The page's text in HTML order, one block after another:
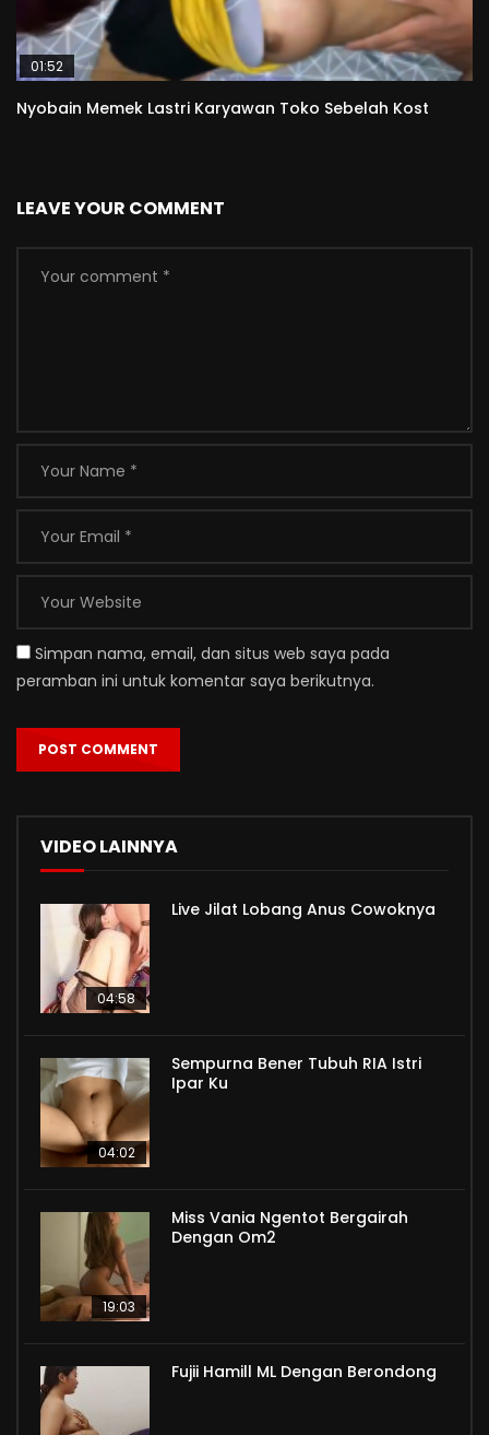
01:52
Nyobain Memek Lastri Karyawan Toko Sebelah Kost
LEAVE YOUR COMMENT
Simpan nama, email, dan situs web saya pada
peramban ini untuk komentar saya berikutnya.
VIDEO LAINNYA
04:58
Live Jilat Lobang Anus Cowoknya
04:02
Sempurna Bener Tubuh RIA Istri
Ipar Ku
19:03
Miss Vania Ngentot Bergairah
Dengan Om2
Fujii Hamill ML Dengan Berondong